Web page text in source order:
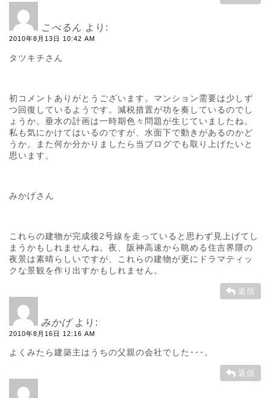
こべるん より:
2010年8月13日 10:42 AM
タツキチさん
初コメントありがとうございます。マンション需要は少しず
つ回復しているようです。減税措置が功を奏しているのでし
ょうか。垂水の計画は一時期色々問題が生じていましたね。
私も気にかけてはいるのですが、水面下で動きがあるのかど
うか。また何か分かりましたら当ブログでも取り上げたいと
思います。
みかげさん
これらの建物が完成後2号線を走っていると思わず見上げてし
まうかもしれませんね。夜、阪神高速から眺める住吉界隈の
夜景は素晴らしいですが、これらの建物が更にドラマティッ
クな景観を作り出すかもしれません。
返信
みかげ より:
2010年8月16日 12:16 AM
よくみたら建築主はうちの父親の会社でした･･･。
返信